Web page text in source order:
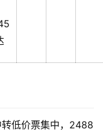
低价票集中，2488